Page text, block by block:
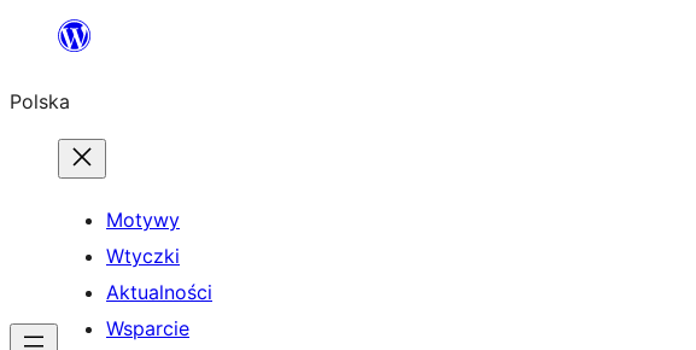
Przejdź
treści
Polska
Motywy
Wtyczki
Aktualności
Wsparcie